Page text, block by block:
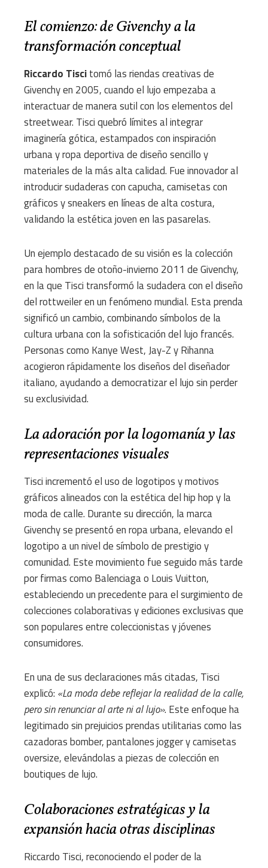
El comienzo: de Givenchy a la
transformación conceptual
Riccardo Tiscitomó las riendas creativas de
Givenchy en 2005, cuando el lujo empezaba a
interactuar de manera sutil con los elementos del
streetwear. Tisci quebró límites al integrar
imaginería gótica, estampados con inspiración
urbana y ropa deportiva de diseño sencillo y
materiales de la más alta calidad. Fue innovador al
introducir sudaderas con capucha, camisetas con
gráficos y sneakers en líneas de alta costura,
validando la estética joven en las pasarelas.
Un ejemplo destacado de su visión es la colección
para hombres de otoño-invierno 2011 de Givenchy,
en la que Tisci transformó la sudadera con el diseño
del rottweiler en un fenómeno mundial. Esta prenda
significó un cambio, combinando símbolos de la
cultura urbana con la sofisticación del lujo francés.
Personas como Kanye West, Jay-Z y Rihanna
acogieron rápidamente los diseños del diseñador
italiano, ayudando a democratizar el lujo sin perder
su exclusividad.
La adoración por la logomanía y las
representaciones visuales
Tisci incrementó el uso de logotipos y motivos
gráficos alineados con la estética del hip hop y la
moda de calle. Durante su dirección, la marca
Givenchy se presentó en ropa urbana, elevando el
logotipo a un nivel de símbolo de prestigio y
comunidad. Este movimiento fue seguido más tarde
por firmas como Balenciaga o Louis Vuitton,
estableciendo un precedente para el surgimiento de
colecciones colaborativas y ediciones exclusivas que
son populares entre coleccionistas y jóvenes
consumidores.
En una de sus declaraciones más citadas, Tisci
explicó: «La moda debe reflejar la realidad de la calle,
pero sin renunciar al arte ni al lujo». Este enfoque ha
legitimado sin prejuicios prendas utilitarias como las
cazadoras bomber, pantalones jogger y camisetas
oversize, elevándolas a piezas de colección en
boutiques de lujo.
Colaboraciones estratégicas y la
expansión hacia otras disciplinas
Riccardo Tisci, reconociendo el poder de la